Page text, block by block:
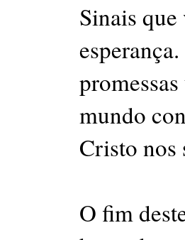
Sinais
mundo
Cristo nos
O fim